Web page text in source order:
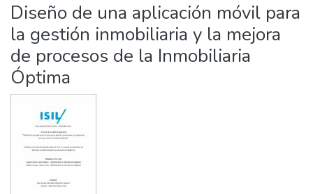
Documentos ▾
Diseño de una aplicación móvil para
la gestión inmobiliaria y la mejora
de procesos de la Inmobiliaria
Óptima